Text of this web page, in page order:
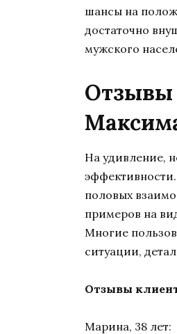
шансы на
достаточно
мужского
Отзывы
На удивление,
половых
примеров на
Многие
ситуации,
Отзывы
Марина, 38 лет: